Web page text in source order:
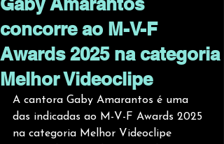
concorre ao M-V-F
Awards 2025 na categoria
Melhor Videoclipe
A cantora Gaby Amarantos é uma
das indicadas ao M-V-F Awards 2025
na categoria Melhor Videoclipe